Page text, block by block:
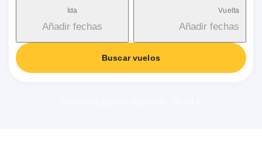
Ida
Añadir fechas
Vuelta
Añadir fechas
Buscar vuelos